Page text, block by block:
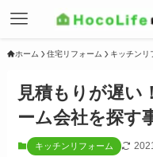
ホーム 住宅リフォーム キッチンリ
見積もりが遅い
ーム会社を探す
キッチンリフォーム